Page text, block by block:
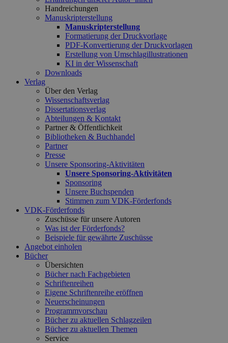
Handreichungen
Manuskripterstellung
Manuskripterstellung
Formatierung der Druckvorlage
PDF-Konvertierung der Druckvorlagen
Erstellung von Umschlagillustrationen
KI in der Wissenschaft
Downloads
Verlag
Über den Verlag
Wissenschaftsverlag
Dissertationsverlag
Abteilungen & Kontakt
Partner & Öffentlichkeit
Bibliotheken & Buchhandel
Partner
Presse
Unsere Sponsoring-Aktivitäten
Unsere Sponsoring-Aktivitäten
Sponsoring
Unsere Buchspenden
Stimmen zum VDK-Förderfonds
VDK-Förderfonds
Zuschüsse für unsere Autoren
Was ist der Förderfonds?
Beispiele für gewährte Zuschüsse
Angebot einholen
Bücher
Übersichten
Bücher nach Fachgebieten
Schriftenreihen
Eigene Schriftenreihe eröffnen
Neuerscheinungen
Programmvorschau
Bücher zu aktuellen Schlagzeilen
Bücher zu aktuellen Themen
Service